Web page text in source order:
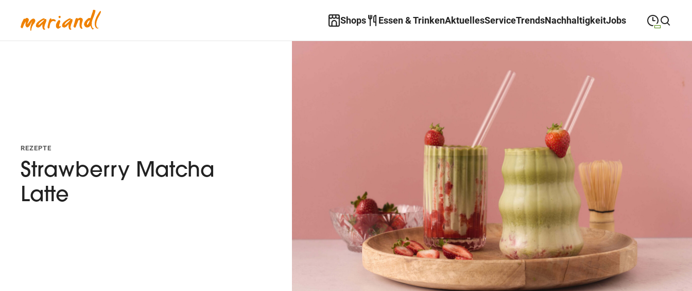
Shops Essen & TrinkenAktuellesServiceTrendsNachhaltigkeitJobs
Dienstag
DIENSTAG
Mittwoch
MITTWOCH
Donnerstag
DONNERSTAG
Freitag
FREITAG
Samstag
SAMSTAG
(Sonder-)Öffnungszeiten
Wegbeschreibung
REZEPTE
Strawberry Matcha
Latte